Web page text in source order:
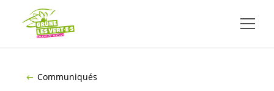
ALLER AU CONTENU PRINCIPAL
Communiqués